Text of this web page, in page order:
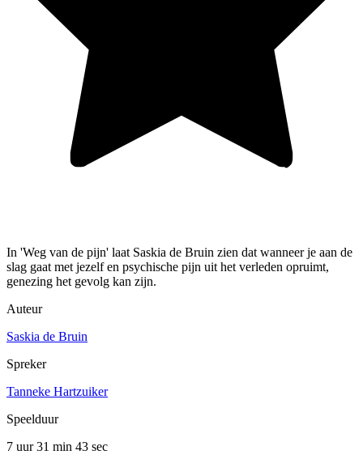
In 'Weg van de pijn' laat Saskia de Bruin zien dat wanneer je aan de
slag gaat met jezelf en psychische pijn uit het verleden opruimt,
genezing het gevolg kan zijn.
Auteur
Saskia de Bruin
Spreker
Tanneke Hartzuiker
Speelduur
7 uur 31 min 43 sec